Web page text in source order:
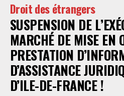
Paris en avait interjeté appel.
août dernier, le Conseil d’Etat
dont l’infirmerie psychiatrique
police a depuis trop
Droit des étrangers
SUSPENSION DE
MARCHÉ DE MISE EN
PRESTATION
D’ASSISTANCE JURIDIQUE
D’ILE-DE-FRANCE !